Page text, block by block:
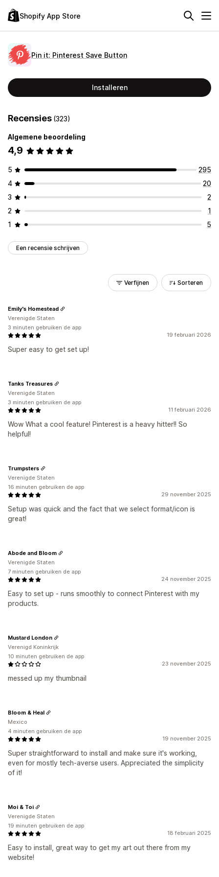
Shopify App Store
Pin it: Pinterest Save Button
Installeren
Recensies (323)
Algemene beoordeling
4,9
5
295
4
20
3
2
2
1
1
5
Een recensie schrijven
Verfijnen Sorteren
19 februari 2026
Super easy to get set up!
Emily's Homestead
Verenigde Staten
3 minuten gebruiken de app
11 februari 2026
Wow What a cool feature! Pinterest is a heavy hitter!! So
helpful!
Tanks Treasures
Verenigde Staten
3 minuten gebruiken de app
29 november 2025
Setup was quick and the fact that we select format/icon is
great!
Trumpsters
Verenigde Staten
16 minuten gebruiken de app
24 november 2025
Easy to set up - runs smoothly to connect Pinterest with my
products.
Abode and Bloom
Verenigde Staten
7 minuten gebruiken de app
23 november 2025
messed up my thumbnail
Mustard London
Verenigd Koninkrijk
10 minuten gebruiken de app
19 november 2025
Super straightforward to install and make sure it's working,
even for mostly tech-averse users. Appreciated the simplicity
of it!
Bloom & Heal
Mexico
4 minuten gebruiken de app
18 februari 2025
Easy to install, great way to get my art out there from my
website!
Moi & Toi
Verenigde Staten
19 minuten gebruiken de app